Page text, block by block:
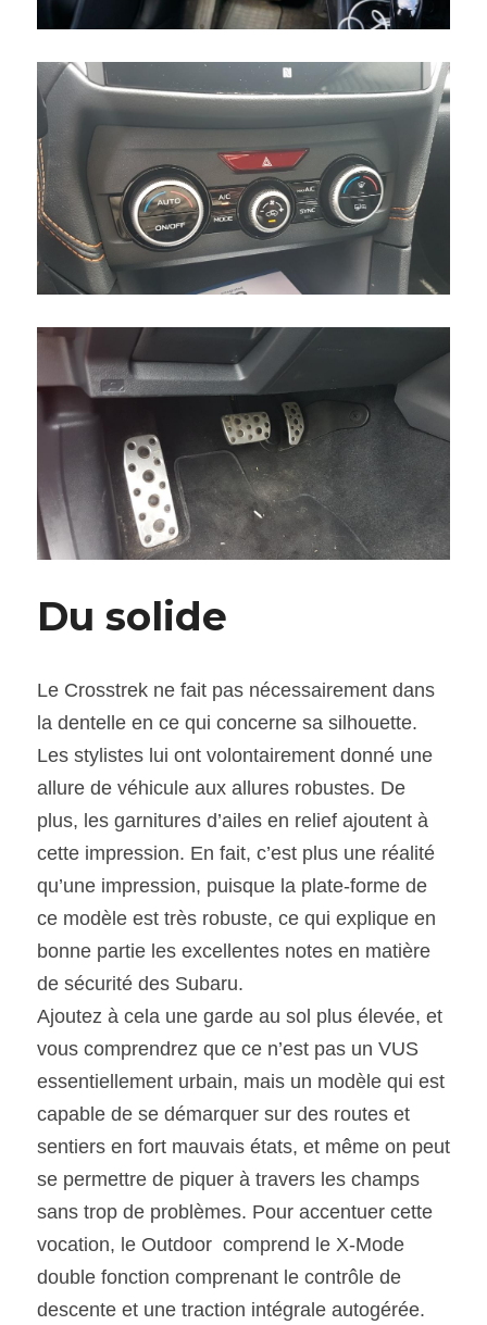
Du solide
Le Crosstrek ne fait pas nécessairement dans
la dentelle en ce qui concerne sa silhouette.
Les stylistes lui ont volontairement donné une
allure de véhicule aux allures robustes. De
plus, les garnitures d’ailes en relief ajoutent à
cette impression. En fait, c’est plus une réalité
qu’une impression, puisque la plate-forme de
ce modèle est très robuste, ce qui explique en
bonne partie les excellentes notes en matière
de sécurité des Subaru.
Ajoutez à cela une garde au sol plus élevée, et
vous comprendrez que ce n’est pas un VUS
essentiellement urbain, mais un modèle qui est
capable de se démarquer sur des routes et
sentiers en fort mauvais états, et même on peut
se permettre de piquer à travers les champs
sans trop de problèmes. Pour accentuer cette
vocation, le Outdoor  comprend le X-Mode
double fonction comprenant le contrôle de
descente et une traction intégrale autogérée.